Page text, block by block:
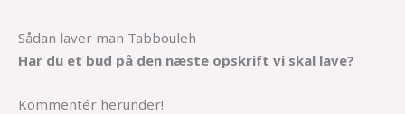
Sådan laver man Tabbouleh
Har du et bud på den næste opskrift vi skal lave?
Kommentér herunder!